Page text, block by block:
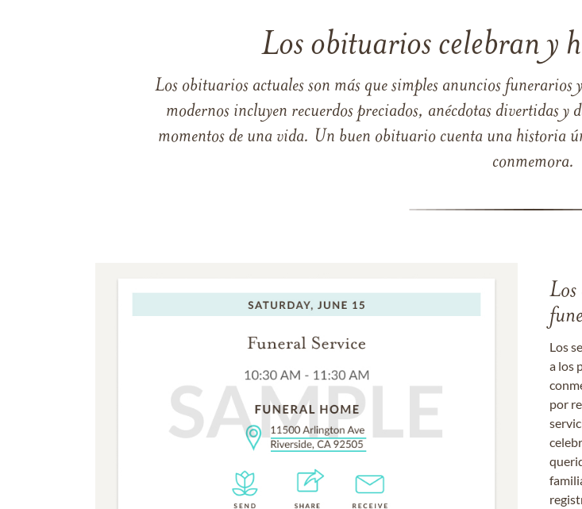
Los obituarios celebran y
Los obituarios actuales son más que simples anuncios
modernos incluyen recuerdos preciados, anécdotas divertidas y
momentos de una vida. Un buen obituario cuenta una historia
conmemora.
Los
Los
a los
por